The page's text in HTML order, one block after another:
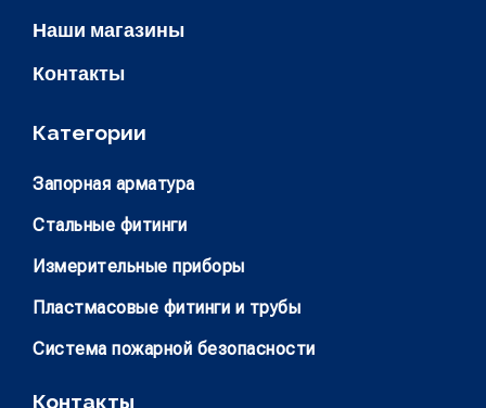
Наши магазины
Контакты
Категории
Запорная арматура
Стальные фитинги
Измерительные приборы
Пластмасовые фитинги и трубы
Система пожарной безопасности
Контакты